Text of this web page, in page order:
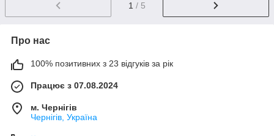
1 / 5
Про нас
100% позитивних з 23 відгуків за рік
Працює з 07.08.2024
м. Чернігів
Чернігів, Україна